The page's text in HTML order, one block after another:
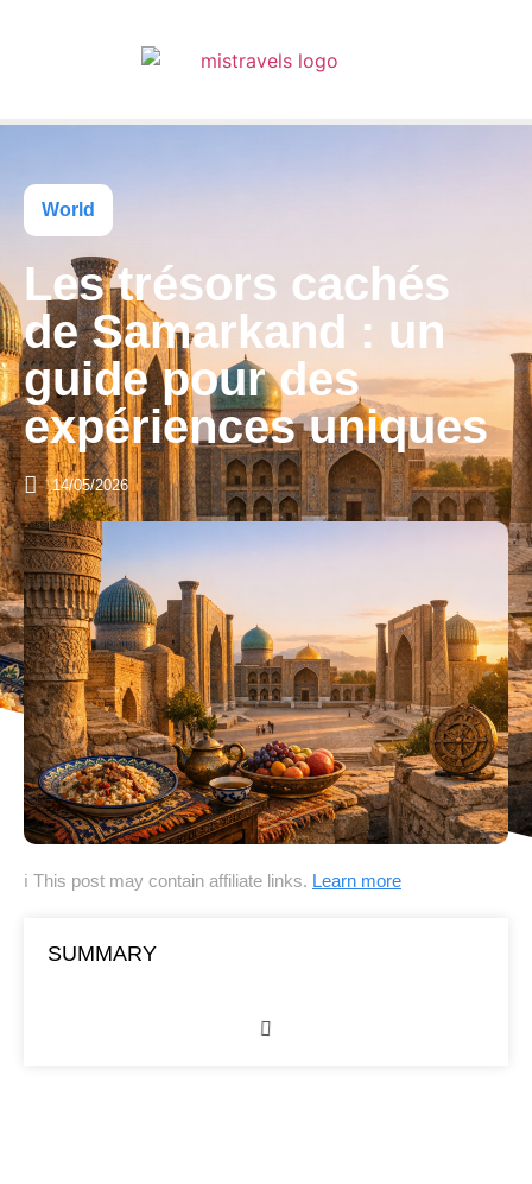
World
Les trésors cachés
de Samarkand : un
guide pour des
expériences uniques
14/05/2026
ℹ This post may contain affiliate links. Learn more
SUMMARY